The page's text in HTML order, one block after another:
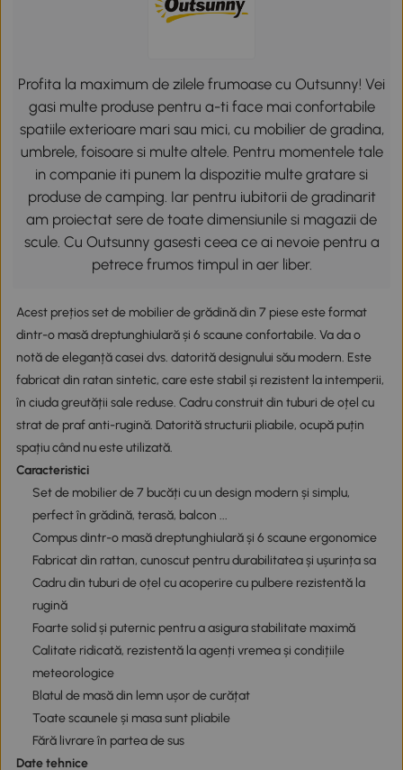
Profita la maximum de zilele frumoase cu Outsunny! Vei
gasi multe produse pentru a-ti face mai confortabile
spatiile exterioare mari sau mici, cu mobilier de gradina,
umbrele, foisoare si multe altele. Pentru momentele tale
in companie iti punem la dispozitie multe gratare si
produse de camping. Iar pentru iubitorii de gradinarit
am proiectat sere de toate dimensiunile si magazii de
scule. Cu Outsunny gasesti ceea ce ai nevoie pentru a
petrece frumos timpul in aer liber.
Acest prețios set de mobilier de grădină din 7 piese este format
dintr-o masă dreptunghiulară și 6 scaune confortabile. Va da o
notă de eleganță casei dvs. datorită designului său modern. Este
fabricat din ratan sintetic, care este stabil și rezistent la intemperii,
în ciuda greutății sale reduse. Cadru construit din tuburi de oțel cu
strat de praf anti-rugină. Datorită structurii pliabile, ocupă puțin
spațiu când nu este utilizată.
Caracteristici
Set de mobilier de 7 bucăți cu un design modern și simplu,
perfect în grădină, terasă, balcon ...
Compus dintr-o masă dreptunghiulară și 6 scaune ergonomice
Fabricat din rattan, cunoscut pentru durabilitatea și ușurința sa
Cadru din tuburi de oțel cu acoperire cu pulbere rezistentă la
rugină
Foarte solid și puternic pentru a asigura stabilitate maximă
Calitate ridicată, rezistentă la agenți vremea și condițiile
meteorologice
Blatul de masă din lemn ușor de curățat
Toate scaunele și masa sunt pliabile
Fără livrare în partea de sus
Date tehnice